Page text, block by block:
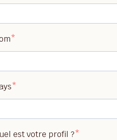
est votre profil ?